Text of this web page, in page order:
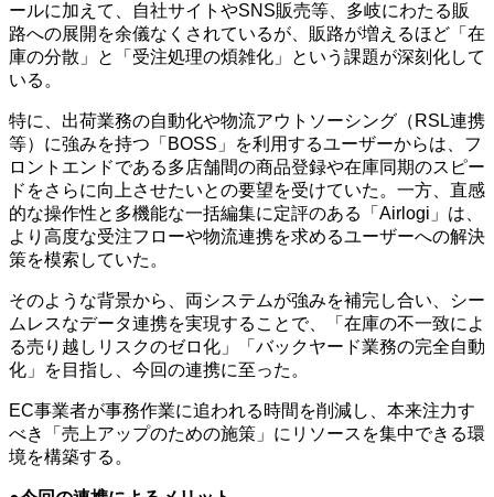
ールに加えて、自社サイトやSNS販売等、多岐にわたる販
路への展開を余儀なくされているが、販路が増えるほど「在
庫の分散」と「受注処理の煩雑化」という課題が深刻化して
いる。
特に、出荷業務の自動化や物流アウトソーシング（RSL連携
等）に強みを持つ「BOSS」を利用するユーザーからは、フ
ロントエンドである多店舗間の商品登録や在庫同期のスピー
ドをさらに向上させたいとの要望を受けていた。一方、直感
的な操作性と多機能な一括編集に定評のある「Airlogi」は、
より高度な受注フローや物流連携を求めるユーザーへの解決
策を模索していた。
そのような背景から、両システムが強みを補完し合い、シー
ムレスなデータ連携を実現することで、「在庫の不一致によ
る売り越しリスクのゼロ化」「バックヤード業務の完全自動
化」を目指し、今回の連携に至った。
EC事業者が事務作業に追われる時間を削減し、本来注力す
べき「売上アップのための施策」にリソースを集中できる環
境を構築する。